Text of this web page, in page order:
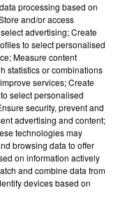
processing based on
and/or access
advertising; Create
to select personalised
Measure content
statistics or combinations
services; Create
select personalised
security, prevent and
advertising and content;
technologies may
browsing data to offer
on information actively
and combine data from
devices based on